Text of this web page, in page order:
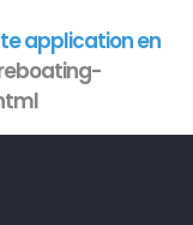
applicationen